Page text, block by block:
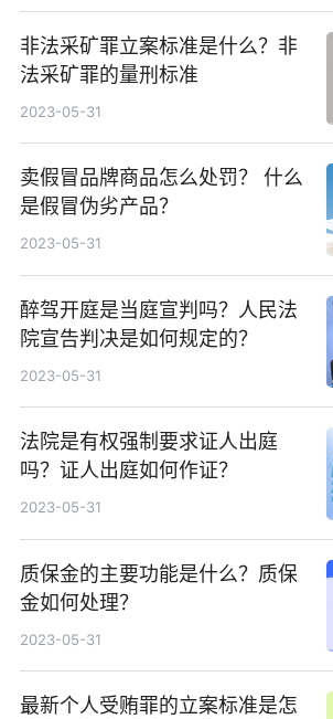
非法采矿罪立案标准是什么？非
法采矿罪的量刑标准
2023-05-31
卖假冒品牌商品怎么处罚？ 什么
是假冒伪劣产品？
2023-05-31
醉驾开庭是当庭宣判吗？人民法
院宣告判决是如何规定的？
2023-05-31
法院是有权强制要求证人出庭
吗？证人出庭如何作证？
2023-05-31
质保金的主要功能是什么？质保
金如何处理？
2023-05-31
最新个人受贿罪的立案标准是怎